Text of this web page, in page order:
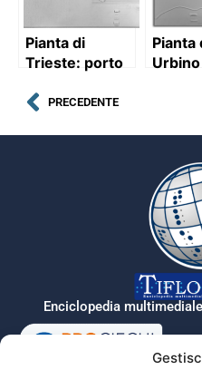
Pianta di
Trieste: porto
Pianta
Urbino
PRECEDENTE
Enciclopedia